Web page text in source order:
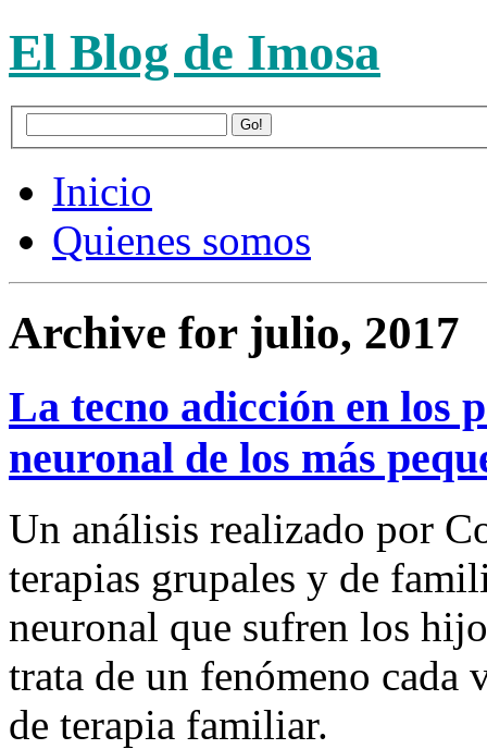
El Blog de Imosa
Inicio
Quienes somos
Archive for julio, 2017
La tecno adicción en los
neuronal de los más
Un análisis realizado por
terapias grupales y de
neuronal que sufren los
trata de un fenómeno cada
de terapia familiar.